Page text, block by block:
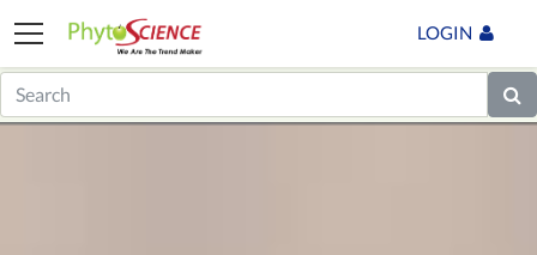
LOGIN